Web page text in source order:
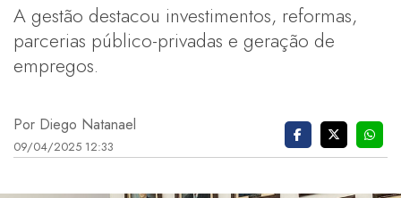
A gestão destacou investimentos, reformas,
parcerias público-privadas e geração de
empregos.
Por Diego Natanael
09/04/2025 12:33